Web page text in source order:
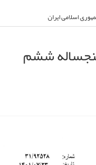
برنامه پنجساله ششم